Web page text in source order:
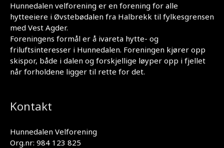
Hunnedalen velforening er en forening for alle
hytteeiere i Øvstebødalen fra Halbrekk til fylkesgrensen
med Vest Agder.
Foreningens formål er å ivareta hytte- og
friluftsinteresser i Hunnedalen. Foreningen kjører opp
skispor, både i dalen og forskjellige løyper opp i fjellet
når forholdene ligger til rette for det.
Kontakt
Hunnedalen Velforening
Org.nr: 984 123 825